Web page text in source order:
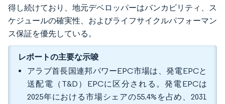
得し続けており、地元デベロッパーはバンカビリティ、ス
ケジュールの確実性、およびライフサイクルパフォーマン
ス保証を優先している。
レポートの主要な示唆
アラブ首長国連邦パワーEPC市場は、発電EPCと
送配電（T&D）EPCに区分される。発電EPCは
2025年における市場シェアの55.4%を占め、2031